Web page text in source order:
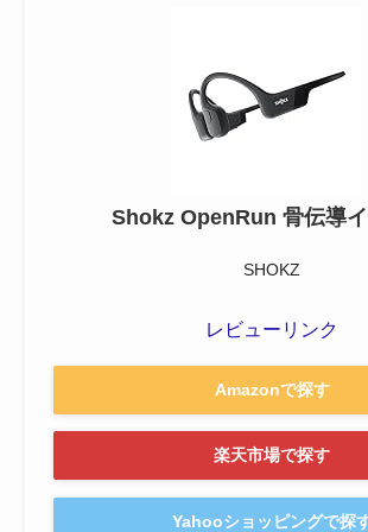
Shokz OpenRun 骨伝導
SHOKZ
レビューリンク
Amazonで探す
楽天市場で探す
Yahooショッピングで探